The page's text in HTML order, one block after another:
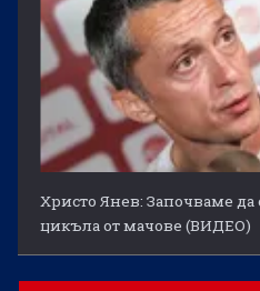
Христо Янев: Започваме да
цикъла от мачове (ВИДЕО)